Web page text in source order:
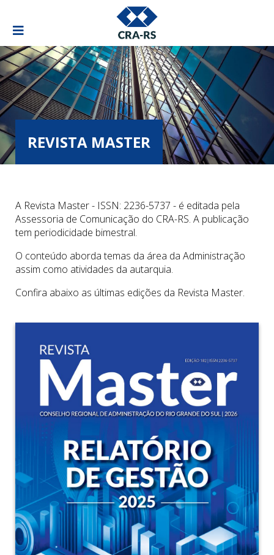
REVISTA MASTER
A Revista Master - ISSN: 2236-5737 - é editada pela
Assessoria de Comunicação do CRA-RS. A publicação
tem periodicidade bimestral.
O conteúdo aborda temas da área da Administração
assim como atividades da autarquia.
Confira abaixo as últimas edições da Revista Master.